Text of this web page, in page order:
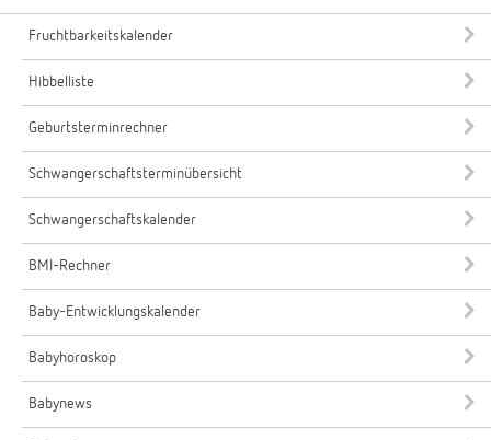
Fruchtbarkeitskalender
Hibbelliste
Geburtsterminrechner
Schwangerschaftsterminübersicht
Schwangerschaftskalender
BMI-Rechner
Baby-Entwicklungskalender
Babyhoroskop
Babynews